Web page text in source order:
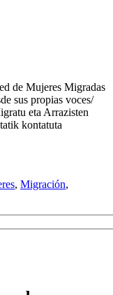
de Mujeres Migradas
sus propias voces/
eta Arrazisten
kontatuta
, Migración,